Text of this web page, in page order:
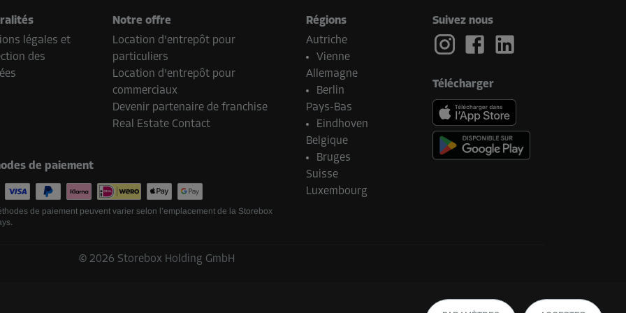
Dès 65,00 EUR/mois
Dès 103,00 EUR/mois
29,00 EUR/mois
légales et
des
Notre offre
Location d'entrepôt pour
particuliers
Location d'entrepôt pour
commerciaux
Devenir partenaire de franchise
Real Estate Contact
de paiement
de paiement peuvent varier selon l’emplacement de la Storebox
Régions
Autriche
Vienne
Allemagne
Berlin
Pays-Bas
Eindhoven
Belgique
Bruges
Suisse
Luxembourg
Suivez nous
Télécharger
© 2026 Storebox Holding GmbH